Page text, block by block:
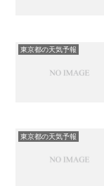
東京都の天気予報
東京都の天気予報